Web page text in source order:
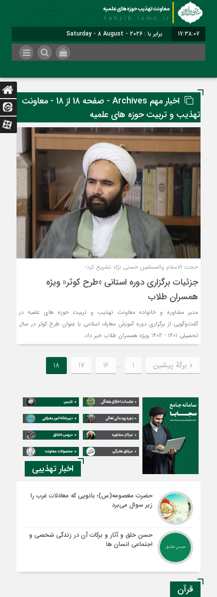
17:38:07 برابر با : Saturday - 8 August - 2026
اخبار مهم Archives - صفحه 18 از 18 - معاونت
تهذیب و تربیت حوزه های علمیه
حجت الاسلام والمسلمین حسنی­ نژاد تشریح کرد؛
جزئیات برگزاری دوره استانی «طرح کوثر» ویژه
همسران طلاب
مدیر مشاوره و خانواده معاونت تهذیب و تربیت حوزه های علمیه در
گفت‌وگویی از برگزاری دوره آموزش معارف اسلامی با عنوان طرح کوثر در سال
تحصیلی 1401 - 1402 ویژه همسران طلاب خبر داد.
« برگه‌ٔ پیشین 1
…
16
17
18
اخبار تهذیبی
حضرت معصومه(س)؛ بانویی که معادلات غرب را
زیر سوال می‌برد
حسن خلق و آثار و برکات آن در زندگی شخصی و
اجتماعی انسان ها
قرآن